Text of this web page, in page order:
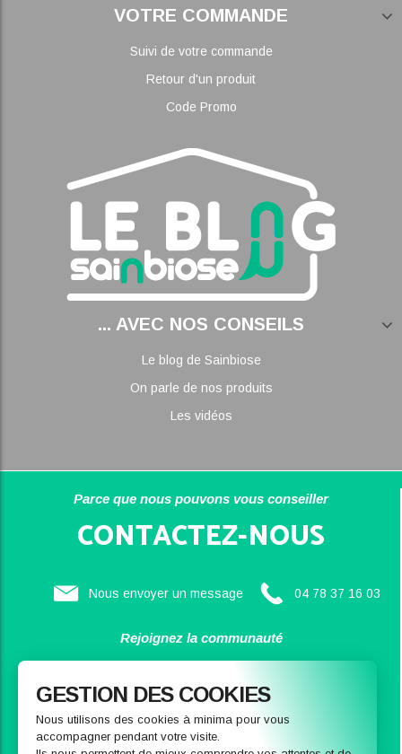
VOTRE COMMANDE
Suivi de votre commande
Retour d'un produit
Code Promo
... AVEC NOS CONSEILS
Le blog de Sainbiose
On parle de nos produits
Les vidéos
Parce que nous pouvons vous conseiller
CONTACTEZ-NOUS
Nous envoyer un message 04 78 37 16 03
Rejoignez la communauté
SAINBIOSE
GESTION DES COOKIES
Nous utilisons des cookies à minima pour vous
accompagner pendant votre visite.